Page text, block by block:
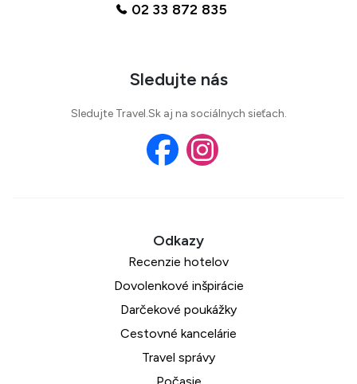
02 33 872 835
Sledujte nás
Sledujte Travel.Sk aj na sociálnych sieťach.
Recenzie hotelov
Dovolenkové inšpirácie
Darčekové poukážky
Cestovné kancelárie
Travel správy